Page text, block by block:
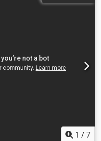
4–6 ton/timme
11–17 ton/timme
14. Böjd form på
1 /7